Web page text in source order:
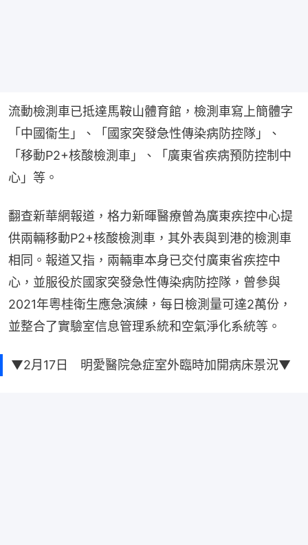
流動檢測車已抵達馬鞍山體育館，檢測車寫上簡體字
「中國衞生」、「國家突發急性傳染病防控隊」、
「移動P2+核酸檢測車」、「廣東省疾病預防控制中
心」等。
翻查新華網報道，格力新暉醫療曾為廣東疾控中心提
供兩輛移動P2+核酸檢測車，其外表與到港的檢測車
相同。報道又指，兩輛車本身已交付廣東省疾控中
心，並服役於國家突發急性傳染病防控隊，曾參與
2021年粵桂衛生應急演練，每日檢測量可達2萬份，
並整合了實驗室信息管理系統和空氣淨化系統等。
▼2月17日 明愛醫院急症室外臨時加開病床景況▼